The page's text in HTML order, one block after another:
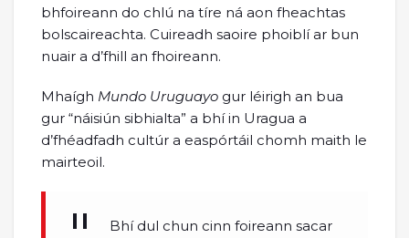
bhfoireann do chlú na tíre ná aon fheachtas
bolscaireachta. Cuireadh saoire phoiblí ar bun
nuair a d’fhill an fhoireann.
Mhaígh Mundo Uruguayo gur léirigh an bua
gur “náisiún sibhialta” a bhí in Uragua a
d’fhéadfadh cultúr a easpórtáil chomh maith le
mairteoil.
Bhí dul chun cinn foireann sacar